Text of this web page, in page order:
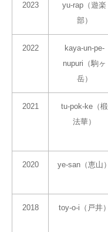
2023
yu-rap（遊楽
部）
2022
kaya-un-pe-
nupuri（駒ヶ
岳）
2021
tu-pok-ke（椴
法華）
2020 ye-san（恵山）
2018 toy-o-i（戸井）